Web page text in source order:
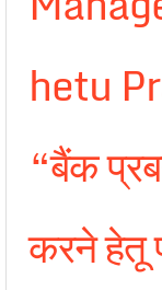
hetu
“बैंक
करने हेतू